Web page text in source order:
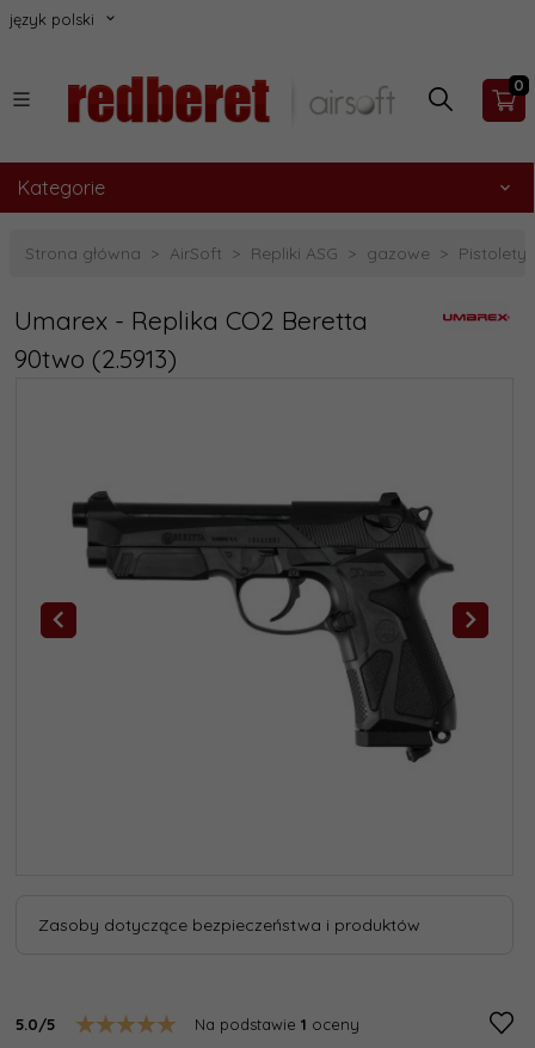
język polski
0
Kategorie
Strona główna AirSoft Repliki ASG gazowe Pistolety
Umarex - Replika CO2 Beretta
90two (2.5913)
Zasoby dotyczące bezpieczeństwa i produktów
5.0/5 Na podstawie 1 oceny